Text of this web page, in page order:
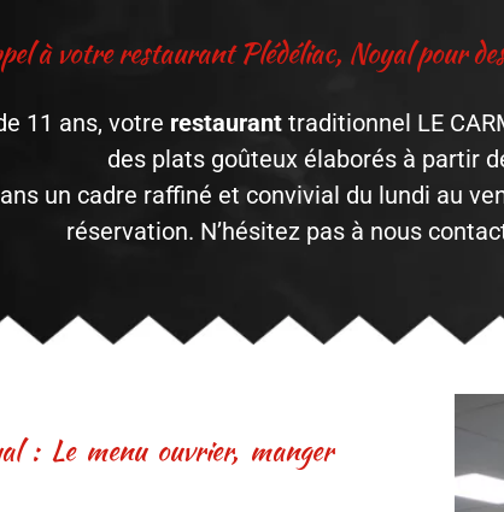
à votre restaurant Plédéliac, Noyal pour
11 ans, votre restaurant traditionnel LE
des plats goûteux élaborés à partir
un cadre raffiné et convivial du lundi au
réservation. N’hésitez pas à nous
: Le menu ouvrier, manger